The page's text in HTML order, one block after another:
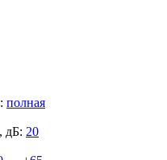
: полная
дБ: 20